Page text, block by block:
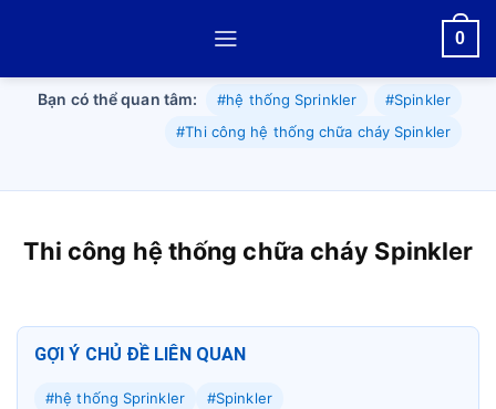
0
Bạn có thể quan tâm: #hệ thống Sprinkler
#Spinkler
#Thi công hệ thống chữa cháy Spinkler
Thi công hệ thống chữa cháy Spinkler
GỢI Ý CHỦ ĐỀ LIÊN QUAN
#hệ thống Sprinkler
#Spinkler